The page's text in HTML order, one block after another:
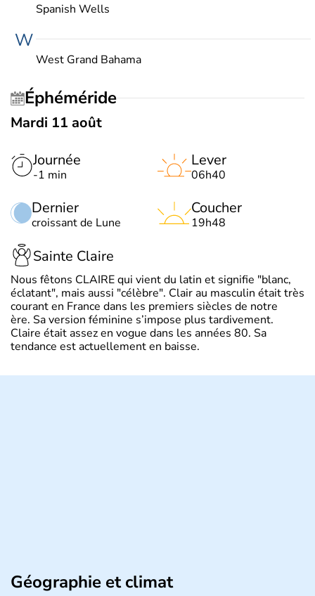
Spanish Wells
W
West Grand Bahama
Éphéméride
Mardi 11 août
Journée
-1 min
Dernier
croissant de Lune
Lever
06h40
Coucher
19h48
Sainte Claire
Nous fêtons CLAIRE qui vient du latin et signifie "blanc,
éclatant", mais aussi "célèbre". Clair au masculin était très
courant en France dans les premiers siècles de notre
ère. Sa version féminine s’impose plus tardivement.
Claire était assez en vogue dans les années 80. Sa
tendance est actuellement en baisse.
Géographie et climat